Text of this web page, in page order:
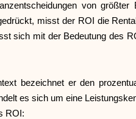
von
misst der ROI die
sich mit der Bedeutung des
bezeichnet er den
es sich um eine
ROI: